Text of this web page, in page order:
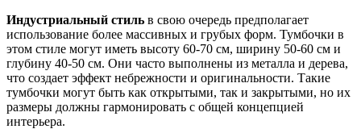
Индустриальный стиль в свою очередь предполагает
использование более массивных и грубых форм. Тумбочки в
этом стиле могут иметь высоту 60-70 см, ширину 50-60 см и
глубину 40-50 см. Они часто выполнены из металла и дерева,
что создает эффект небрежности и оригинальности. Такие
тумбочки могут быть как открытыми, так и закрытыми, но их
размеры должны гармонировать с общей концепцией
интерьера.